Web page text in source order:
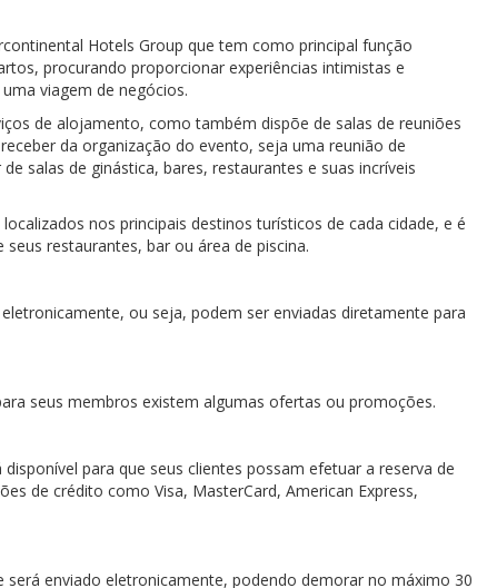
Hotels Group que tem como principal função
procurando proporcionar experiências intimistas e
viagem de negócios.
de alojamento, como também dispõe de salas de reuniões
da organização do evento, seja uma reunião de
salas de ginástica, bares, restaurantes e suas incríveis
nos principais destinos turísticos de cada cidade, e é
restaurantes, bar ou área de piscina.
ou seja, podem ser enviadas diretamente para
seus membros existem algumas ofertas ou promoções.
para que seus clientes possam efetuar a reserva de
de crédito como Visa, MasterCard, American Express,
enviado eletronicamente, podendo demorar no máximo 30